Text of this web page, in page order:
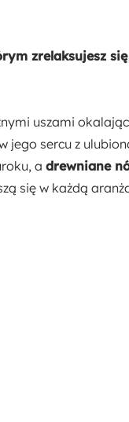
cm
Pufa w zestawie:
zrelaksujesz
uszami
jego sercu z
a drewniane
się w każdą